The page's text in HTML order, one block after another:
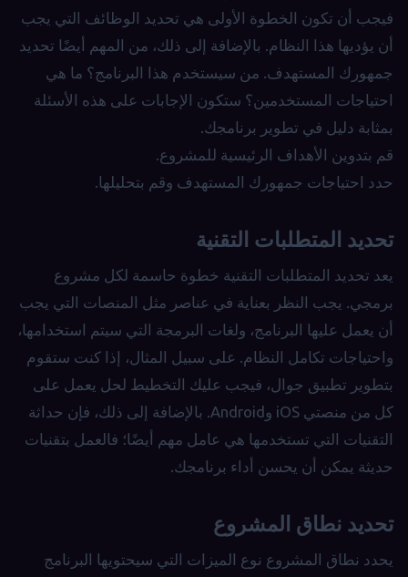
فيجب أن تكون الخطوة الأولى هي تحديد الوظائف التي يجب
أن يؤديها هذا النظام. بالإضافة إلى ذلك، من المهم أيضًا تحديد
جمهورك المستهدف. من سيستخدم هذا البرنامج؟ ما هي
احتياجات المستخدمين؟ ستكون الإجابات على هذه الأسئلة
بمثابة دليل في تطوير برنامجك.
قم بتدوين الأهداف الرئيسية للمشروع.
حدد احتياجات جمهورك المستهدف وقم بتحليلها.
تحديد المتطلبات التقنية
يعد تحديد المتطلبات التقنية خطوة حاسمة لكل مشروع
برمجي. يجب النظر بعناية في عناصر مثل المنصات التي يجب
أن يعمل عليها البرنامج، ولغات البرمجة التي سيتم استخدامها،
واحتياجات تكامل النظام. على سبيل المثال، إذا كنت ستقوم
بتطوير تطبيق جوال، فيجب عليك التخطيط لحل يعمل على
كل من منصتي iOS وAndroid. بالإضافة إلى ذلك، فإن حداثة
التقنيات التي تستخدمها هي عامل مهم أيضًا؛ فالعمل بتقنيات
حديثة يمكن أن يحسن أداء برنامجك.
تحديد نطاق المشروع
يحدد نطاق المشروع نوع الميزات التي سيحتويها البرنامج